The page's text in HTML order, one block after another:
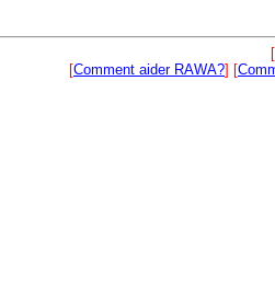
[
[Comment aider RAWA?] [